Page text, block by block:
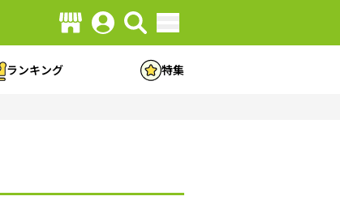
ランキング 特集